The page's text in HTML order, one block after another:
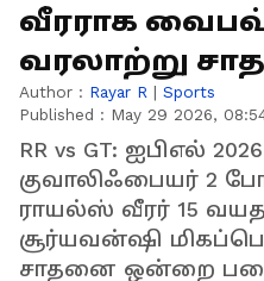
வீரராக
வரலாற்று
Author : Rayar R | Sports
Published : May 29 2026,
RR vs GT: ஐபிஎல்
குவாலிஃபையர் 2
ராயல்ஸ் வீரர் 15
சூர்யவன்ஷி
சாதனை ஒன்றை